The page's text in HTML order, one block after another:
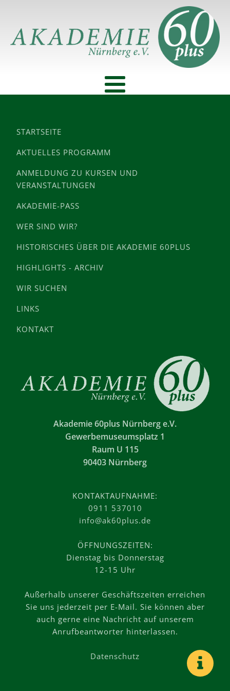
STARTSEITE
AKTUELLES PROGRAMM
ANMELDUNG ZU KURSEN UND
VERANSTALTUNGEN
AKADEMIE-PASS
WER SIND WIR?
HISTORISCHES ÜBER DIE AKADEMIE 60PLUS
HIGHLIGHTS - ARCHIV
WIR SUCHEN
LINKS
KONTAKT
Akademie 60plus Nürnberg e.V.
Gewerbemuseumsplatz 1
Raum U 115
90403 Nürnberg
KONTAKTAUFNAHME:
0911 537010
info@ak60plus.de
ÖFFNUNGSZEITEN:
Dienstag bis Donnerstag
12-15 Uhr
Außerhalb unserer Geschäftszeiten erreichen
Sie uns jederzeit per E-Mail. Sie können aber
auch gerne eine Nachricht auf unserem
Anrufbeantworter hinterlassen.
Datenschutz